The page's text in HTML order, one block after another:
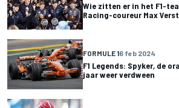
Wie zitten er in het F1-
Racing-coureur Max
FORMULE 16 feb 2024
F1 Legends: Spyker, de
jaar weer verdween